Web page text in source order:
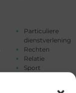
Particuliere
dienstverlening
Rechten
Relatie
Sport